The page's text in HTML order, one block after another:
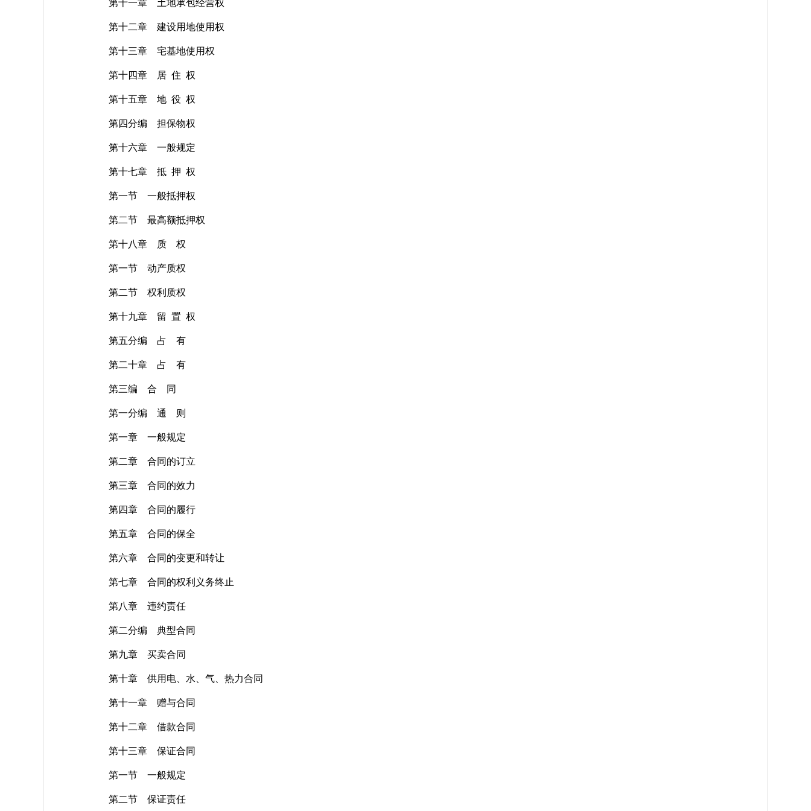
第十一章 土地承包经营权
第十二章 建设用地使用权
第十三章 宅基地使用权
第十四章 居 住 权
第十五章 地 役 权
第四分编 担保物权
第十六章 一般规定
第十七章 抵 押 权
第一节 一般抵押权
第二节 最高额抵押权
第十八章 质 权
第一节 动产质权
第二节 权利质权
第十九章 留 置 权
第五分编 占 有
第二十章 占 有
第三编 合 同
第一分编 通 则
第一章 一般规定
第二章 合同的订立
第三章 合同的效力
第四章 合同的履行
第五章 合同的保全
第六章 合同的变更和转让
第七章 合同的权利义务终止
第八章 违约责任
第二分编 典型合同
第九章 买卖合同
第十章 供用电、水、气、热力合同
第十一章 赠与合同
第十二章 借款合同
第十三章 保证合同
第一节 一般规定
第二节 保证责任